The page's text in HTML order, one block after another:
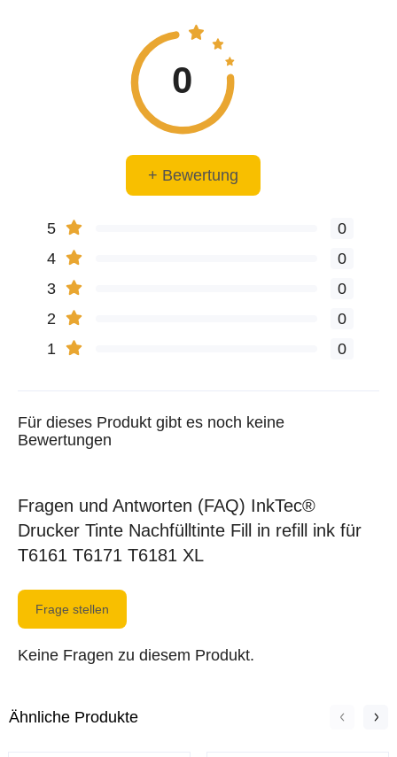
0
+ Bewertung
5
0
4
0
3
0
2
0
1
0
Für dieses Produkt gibt es noch keine
Bewertungen
Fragen und Antworten (FAQ) InkTec®
Drucker Tinte Nachfülltinte Fill in refill ink für
T6161 T6171 T6181 XL
Frage stellen
Keine Fragen zu diesem Produkt.
Ähnliche Produkte